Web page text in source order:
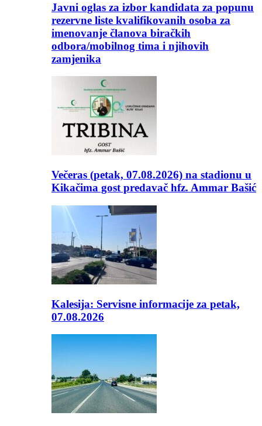
Javni oglas za izbor kandidata za popunu
rezervne liste kvalifikovanih osoba za
imenovanje članova biračkih
odbora/mobilnog tima i njihovih
zamjenika
Večeras (petak, 07.08.2026) na stadionu u
Kikačima gost predavač hfz. Ammar Bašić
Kalesija: Servisne informacije za petak,
07.08.2026